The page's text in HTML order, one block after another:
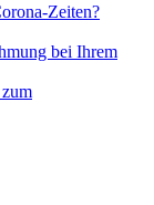
Zeiten?
bei Ihrem